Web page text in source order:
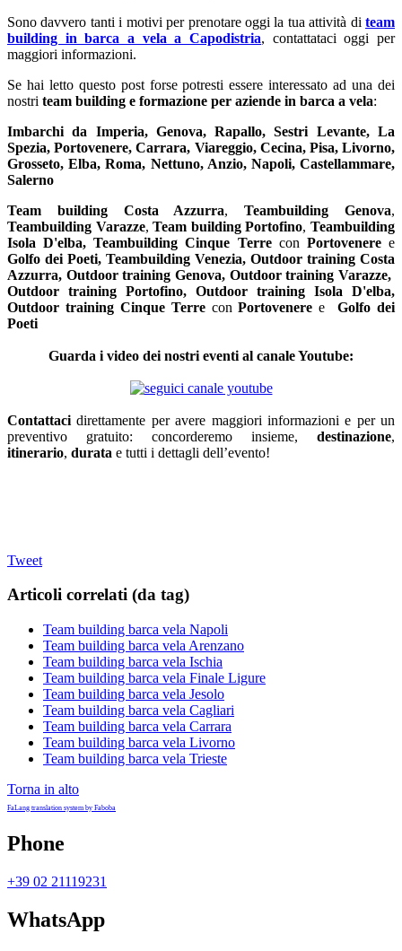
Sono davvero tanti i motivi per prenotare oggi la tua attività di team
building in barca a vela a Capodistria, contattataci oggi per
maggiori informazioni.
Se hai letto questo post forse potresti essere interessato ad una dei
nostri team building e formazione per aziende in barca a vela:
Imbarchi da Imperia, Genova, Rapallo, Sestri Levante, La
Spezia, Portovenere, Carrara, Viareggio, Cecina, Pisa, Livorno,
Grosseto, Elba, Roma, Nettuno, Anzio, Napoli, Castellammare,
Salerno
Team building
Costa Azzurra,Teambuilding Genova,
Teambuilding Varazze,Team buildingPortofino,Teambuilding
Isola D'elba, TeambuildingCinque Terrecon Portoveneree
Golfo dei Poeti, Teambuilding Venezia, Outdoor training Costa
Azzurra, Outdoor trainingGenova, Outdoor trainingVarazze,
Outdoor training Portofino, Outdoor training Isola D'elba,
Outdoor training Cinque TerreconPortovenere eGolfo dei
Poeti
Guarda i video dei nostri eventi al canale Youtube:
Contattacidirettamente per avere maggiori informazioni e per un
preventivo gratuito: concorderemo insieme, destinazione,
itinerario, durata e tutti i dettagli dell’evento!
Tweet
Articoli correlati (da tag)
Team building barca vela Napoli
Team building barca vela Arenzano
Team building barca vela Ischia
Team building barca vela Finale Ligure
Team building barca vela Jesolo
Team building barca vela Cagliari
Team building barca vela Carrara
Team building barca vela Livorno
Team building barca vela Trieste
Torna in alto
FaLang translation system by Faboba
Phone
+39 02 21119231
WhatsApp